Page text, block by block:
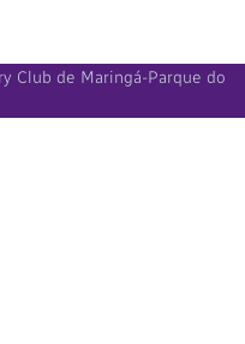
Club de Maringá-Parque do